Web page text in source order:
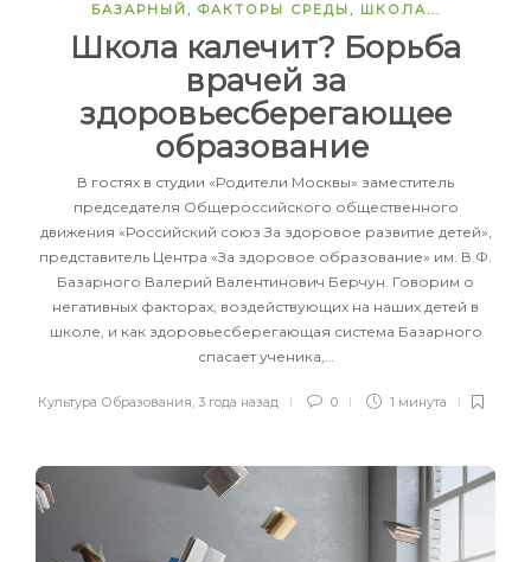
БАЗАРНЫЙ, ФАКТОРЫ СРЕДЫ, ШКОЛА...
Школа калечит? Борьба
врачей за
здоровьесберегающее
образование
В гостях в студии «Родители Москвы» заместитель
председателя Общероссийского общественного
движения «Российский союз За здоровое развитие детей»,
представитель Центра «За здоровое образование» им. В.Ф.
Базарного Валерий Валентинович Берчун. Говорим о
негативных факторах, воздействующих на наших детей в
школе, и как здоровьесберегающая система Базарного
спасает ученика,…
Культура Образования, 3 года назад 0 1 минута